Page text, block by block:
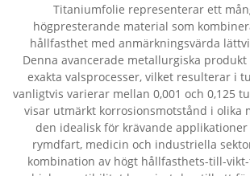
Titaniumfolie representerar ett
högpresterande material som
hållfasthet med anmärkningsvärda
Denna avancerade metallurgiska
exakta valsprocesser, vilket resulterar i
vanligtvis varierar mellan 0,001 och 0,125
visar utmärkt korrosionsmotstånd i olika
den idealisk för krävande
rymdfart, medicin och industriella
kombination av högt hållfasthets-till-